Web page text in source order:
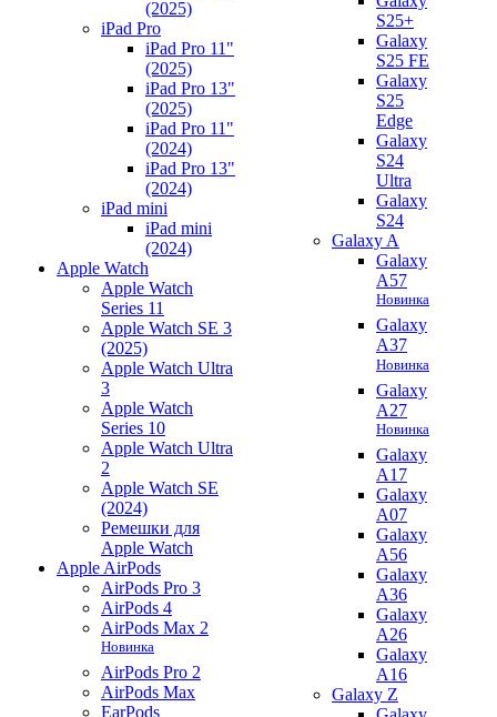
(2025)
iPad Pro
iPad Pro 11"
(2025)
iPad Pro 13"
(2025)
iPad Pro 11"
(2024)
iPad Pro 13"
(2024)
iPad mini
iPad mini
(2024)
Apple Watch
Apple Watch
Series 11
Apple Watch SE 3
(2025)
Apple Watch Ultra
3
Apple Watch
Series 10
Apple Watch Ultra
2
Apple Watch SE
(2024)
Ремешки для
Apple Watch
Apple AirPods
AirPods Pro 3
AirPods 4
AirPods Max 2
Новинка
AirPods Pro 2
AirPods Max
EarPods
S25+
Galaxy
S25 FE
Galaxy
S25
Edge
Galaxy
S24
Ultra
Galaxy
S24
Galaxy A
Galaxy
A57
Новинка
Galaxy
A37
Новинка
Galaxy
A27
Новинка
Galaxy
A17
Galaxy
A07
Galaxy
A56
Galaxy
A36
Galaxy
A26
Galaxy
A16
Galaxy Z